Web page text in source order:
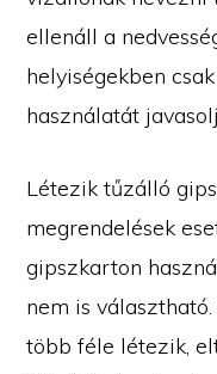
ellenáll a
helyiségekben
használatát
Létezik tűzálló
megrendelések
gipszkarton
nem is
több féle létezik,